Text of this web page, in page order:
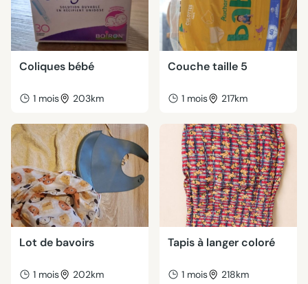
Coliques bébé
1 mois 203km
Couche taille 5
1 mois 217km
Lot de bavoirs
1 mois 202km
Tapis à langer coloré
1 mois 218km